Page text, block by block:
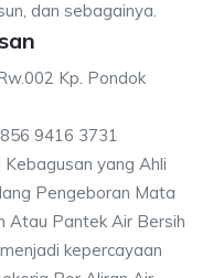
dan sebagainya.
Kp. Pondok
9416 3731
yang Ahli
Pengeboran Mata
Atau Pantek Air Bersih
kepercayaan